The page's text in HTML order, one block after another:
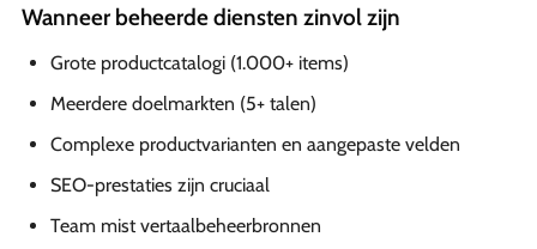
Wanneer beheerde diensten zinvol zijn
Grote productcatalogi (1.000+ items)
Meerdere doelmarkten (5+ talen)
Complexe productvarianten en aangepaste velden
SEO-prestaties zijn cruciaal
Team mist vertaalbeheerbronnen